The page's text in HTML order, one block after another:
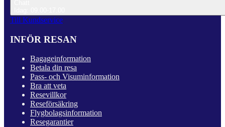
Till Kundservice
INFÖR RESAN
Bagageinformation
Betala din resa
Pass- och Visuminformation
Bra att veta
Resevillkor
Reseförsäkring
Flygbolagsinformation
Resegarantier